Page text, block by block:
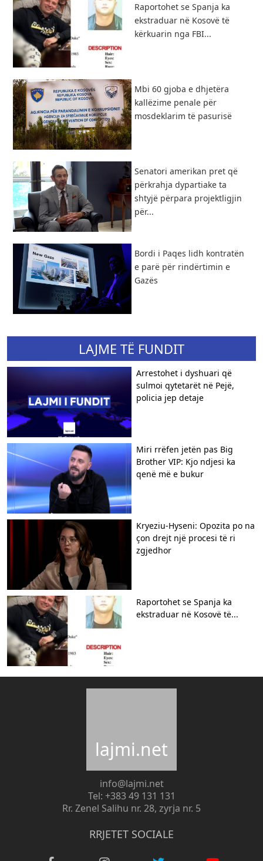
Raportohet se Spanja ka
ekstraduar në Kosovë të
kërkuarin nga FBI...
Mbi 60 gjoba e dhjetëra
kallëzime penale për
mosdeklarim të pasurisë
Senatori amerikan pret që
përkrahja dypartiake ta
shtyjë përpara projektligjin
për...
Bordi i Paqes lidh kontratën
e parë për rindërtimin e
Gazës
LAJME TË FUNDIT
Arrestohet i dyshuari që
sulmoi qytetarët në Pejë,
policia jep detaje
Miri rrëfen jetën pas Big
Brother VIP: Kjo ndjesi ka
qenë më e bukur
Kryeziu-Hyseni: Opozita po na
çon drejt një procesi të ri
zgjedhor
Raportohet se Spanja ka
ekstraduar në Kosovë të...
lajmi.net
info@lajmi.net
Tel: +383 49 131 131
Rr. Zenel Salihu nr. 28, zyrja nr. 5
RRJETET SOCIALE